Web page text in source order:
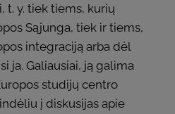
t. y. tiek tiems, kurių
Sąjunga, tiek ir tiems,
integraciją arba dėl
ja. Galiausiai, ją galima
studijų centro
į diskusijas apie